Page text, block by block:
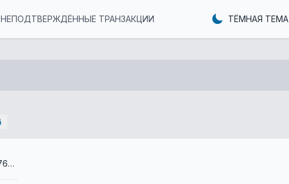
НЕПОДТВЕРЖДЁННЫЕ ТРАНЗАКЦИИ ТЁМНАЯ ТЕМА
0e078fd59476131f4dacde1ade04a2d262766939191521a410099dc3e3922e48